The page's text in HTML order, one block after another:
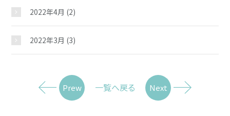
2022年4月 (2)
2022年3月 (3)
Prew 一覧へ戻る Next